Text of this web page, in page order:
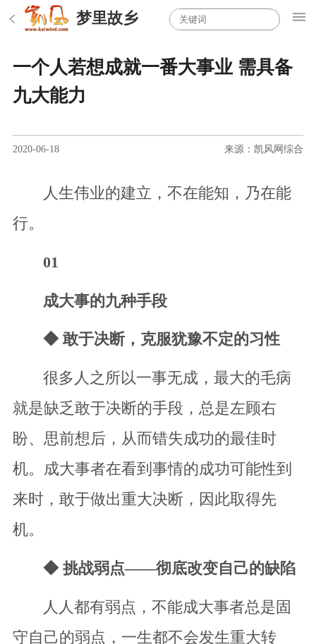
梦里故乡
一个人若想成就一番大事业 需具备
九大能力
2020-06-18 来源：凯风网综合
人生伟业的建立，不在能知，乃在能
行。
01
成大事的九种手段
◆ 敢于决断，克服犹豫不定的习性
很多人之所以一事无成，最大的毛病
就是缺乏敢于决断的手段，总是左顾右
盼、思前想后，从而错失成功的最佳时
机。成大事者在看到事情的成功可能性到
来时，敢于做出重大决断，因此取得先
机。
◆ 挑战弱点——彻底改变自己的缺陷
人人都有弱点，不能成大事者总是固
守自己的弱点，一生都不会发生重大转